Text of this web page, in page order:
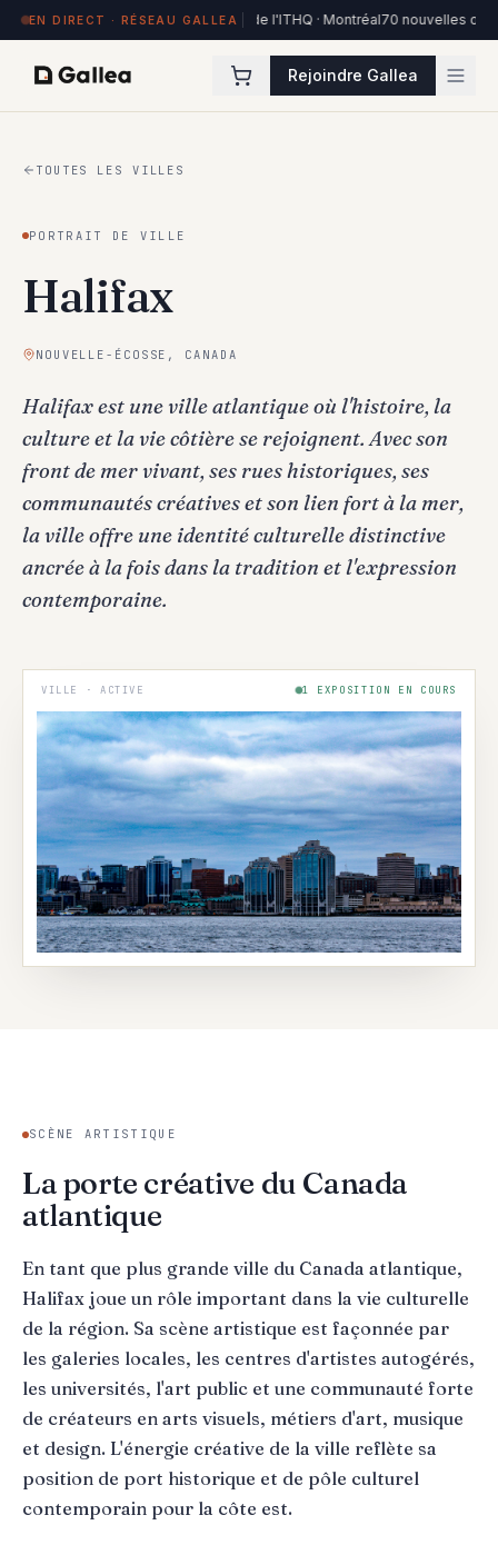
EN DIRECT · RÉSEAU GALLEA
84 œuvres exposées à Hôtel de l'ITHQ · Montréal70 nouvelles
Rejoindre Gallea
TOUTES LES VILLES
PORTRAIT DE VILLE
Halifax
NOUVELLE-ÉCOSSE , CANADA
Halifax est une ville atlantique où l'histoire, la
culture et la vie côtière se rejoignent. Avec son
front de mer vivant, ses rues historiques, ses
communautés créatives et son lien fort à la mer,
la ville offre une identité culturelle distinctive
ancrée à la fois dans la tradition et l'expression
contemporaine.
VILLE · ACTIVE 1 EXPOSITION EN COURS
SCÈNE ARTISTIQUE
La porte créative du Canada
atlantique
En tant que plus grande ville du Canada atlantique,
Halifax joue un rôle important dans la vie culturelle
de la région. Sa scène artistique est façonnée par
les galeries locales, les centres d'artistes autogérés,
les universités, l'art public et une communauté forte
de créateurs en arts visuels, métiers d'art, musique
et design. L'énergie créative de la ville reflète sa
position de port historique et de pôle culturel
contemporain pour la côte est.